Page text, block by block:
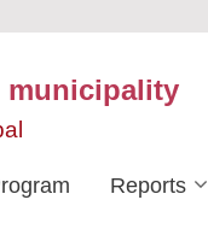
municipality
Reports